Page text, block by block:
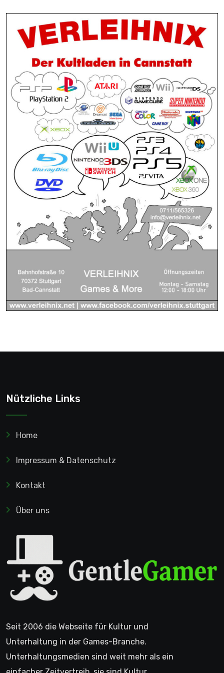
Nützliche Links
Home
Impressum & Datenschutz
Kontakt
Über uns
Seit 2006 die Webseite für Kultur und
Unterhaltung in der Games-Branche.
Unterhaltungsmedien sind weit mehr als ein